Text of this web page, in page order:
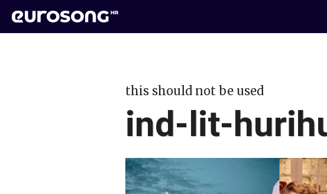
this should not be used
ind-lit-